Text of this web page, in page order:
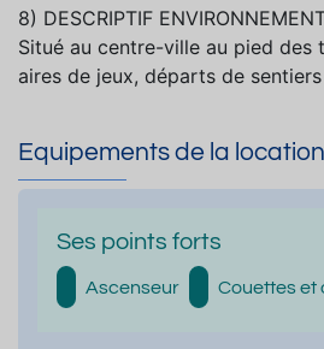
8) DESCRIPTIF
Situé au centre-ville au pied des
aires de jeux, départs de
Equipements de la location
Ses points forts
Ascenseur Couettes et